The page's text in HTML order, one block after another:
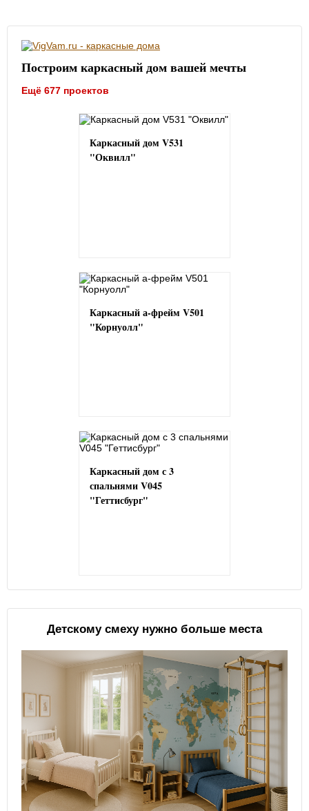
Построим каркасный дом вашей мечты
Ещё 677 проектов
Каркасный дом V531
"Оквилл"
Каркасный а-фрейм V501
"Корнуолл"
Каркасный дом с 3
спальнями V045
"Геттисбург"
Детскому смеху нужно больше места